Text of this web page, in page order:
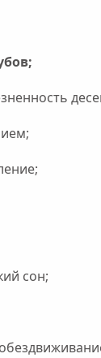
сон;